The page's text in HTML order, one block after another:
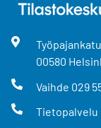
Työpajankatu
00580
Vaihde 029
Tietopalvelu